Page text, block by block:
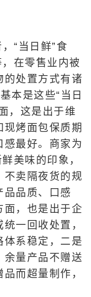
“当日鲜”食
在零售业内被
的处置方式有诸
本是这些“当日
，这是出于维
烤面包保质期
感最好。商家为
美味的印象，
不卖隔夜货的规
品品质、口感
面，也是出于企
一回收处置，
体系稳定，二是
余量产品不赠送
而超量制作，